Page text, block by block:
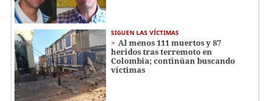
SIGUEN LAS VÍCTIMAS
Al menos 111 muertos y 87
heridos tras terremoto en
Colombia; continúan buscando
víctimas